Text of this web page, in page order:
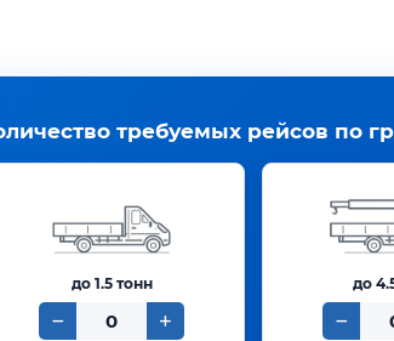
требуемых рейсов по
до 1.5 тонн до